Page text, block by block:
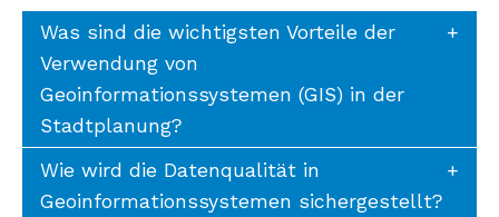
Was sind die wichtigsten Vorteile der
Verwendung von
Geoinformationssystemen (GIS) in der
Stadtplanung?
Wie wird die Datenqualität in
Geoinformationssystemen sichergestellt?